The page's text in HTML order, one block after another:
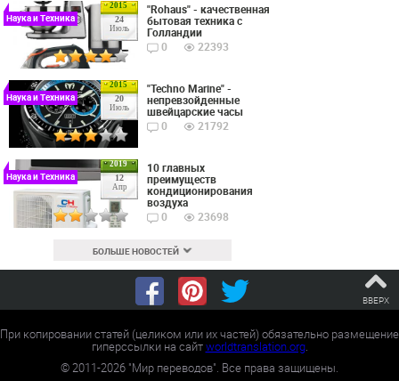
2015
24
Июль
Наука и Техника
"Rohaus" - качественная
бытовая техника с
Голландии
0
22393
2015
20
Июль
Наука и Техника
"Techno Marine" -
непревзойденные
швейцарские часы
0
21792
2019
12
Апр
Наука и Техника
10 главных
преимуществ
кондиционирования
воздуха
0
23698
БОЛЬШЕ НОВОСТЕЙ
ВВЕРХ
При копировании статей (целиком или их частей) обязательно размещение
гиперссылки на сайтworldtranslation.org.
©2011-2026 "Мир переводов". Все права защищены.